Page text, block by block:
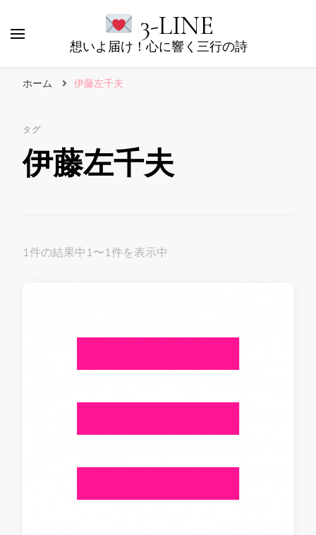
3-LINE
想いよ届け！心に響く三行の詩
ホーム 伊藤左千夫
タグ
伊藤左千夫
1件の結果中1〜1件を表示中